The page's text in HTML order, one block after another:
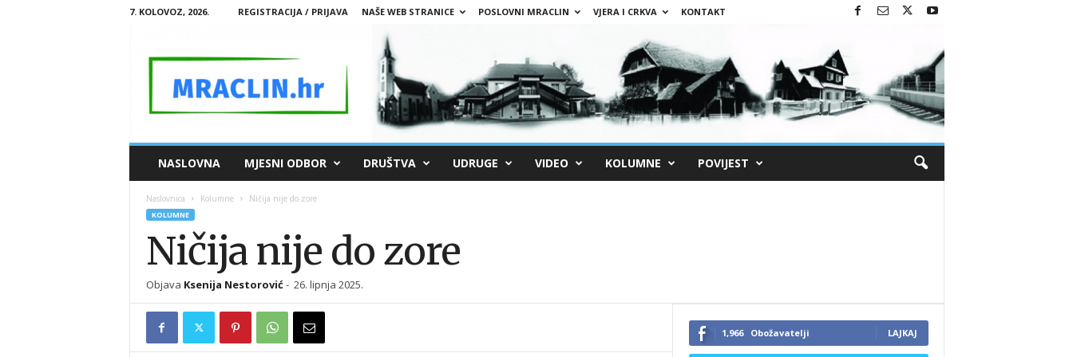
7. KOLOVOZ, 2026. REGISTRACIJA / PRIJAVA NAŠE WEB STRANICE POSLOVNI MRACLIN VJERA I CRKVA KONTAKT
M
A
R
NASLOVNA MJESNI ODBOR DRUŠTVA UDRUGE VIDEO KOLUMNE POVIJEST
Naslovnica Kolumne Ničija nije do zore
KOLUMNE
Ničija nije do zore
Objava Ksenija Nestorović- 26. lipnja 2025.
1,966 Obožavatelji LAJKAJ